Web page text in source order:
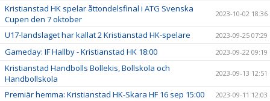
Kristianstad HK spelar åttondelsfinal i ATG Svenska
Cupen den 7 oktober
2023-10-02 18:36
U17-landslaget har kallat 2 Kristianstad HK-spelare 2023-09-25 07:29
Gameday: IF Hallby - Kristianstad HK 18:00 2023-09-22 09:19
Kristianstad Handbolls Bollekis, Bollskola och
Handbollskola
2023-09-13 12:51
Premiär hemma: Kristianstad HK-Skara HF 16 sep 15:00 2023-09-11 12:03